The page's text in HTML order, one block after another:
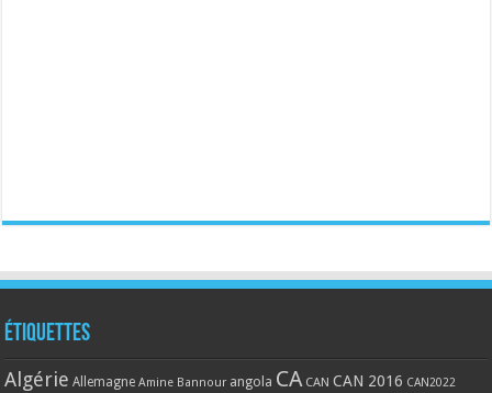
Étiquettes
Algérie Allemagne Amine Bannour angola CA CAN CAN 2016 CAN2022